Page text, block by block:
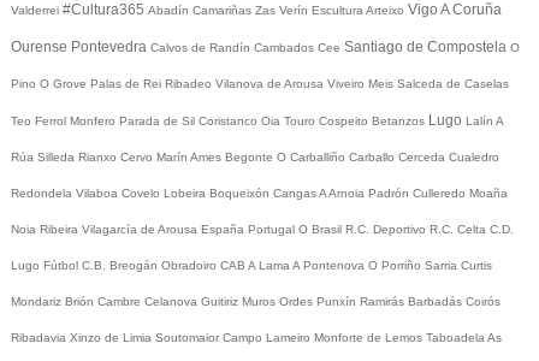
Valderrei #Cultura365 Abadín Camariñas Zas Verín Escultura Arteixo Vigo A Coruña
Ourense Pontevedra Calvos de Randín Cambados Cee Santiago de Compostela O
Pino O Grove Palas de Rei Ribadeo Vilanova de Arousa Viveiro Meis Salceda de Caselas
Teo Ferrol Monfero Parada de Sil Coristanco Oia Touro Cospeito Betanzos Lugo Lalín A
Rúa Silleda Rianxo Cervo Marín Ames Begonte O Carballiño Carballo Cerceda Cualedro
Redondela Vilaboa Covelo Lobeira Boqueixón CangasA Arnoia Padrón Culleredo Moaña
Noia Ribeira Vilagarcía de Arousa España Portugal O Brasil R.C. Deportivo R.C. Celta C.D.
Lugo Fútbol C.B. Breogán Obradoiro CAB A Lama A Pontenova O Porriño Sarria Curtis
Mondariz Brión Cambre Celanova Guitiriz Muros Ordes Punxín Ramirás Barbadás Coirós
Ribadavia Xinzo de Limia Soutomaior Campo Lameiro Monforte de Lemos Taboadela As